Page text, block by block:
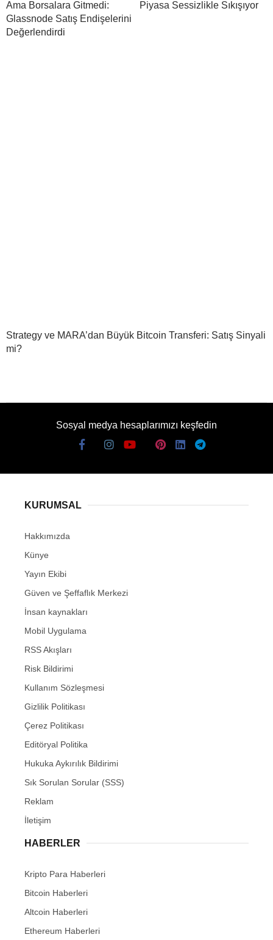
Ama Borsalara Gitmedi:
Glassnode Satış Endişelerini
Değerlendirdi
Piyasa Sessizlikle Sıkışıyor
Strategy ve MARA’dan Büyük Bitcoin Transferi: Satış Sinyali
mi?
Sosyal medya hesaplarımızı keşfedin
KURUMSAL
Hakkımızda
Künye
Yayın Ekibi
Güven ve Şeffaflık Merkezi
İnsan kaynakları
Mobil Uygulama
RSS Akışları
Risk Bildirimi
Kullanım Sözleşmesi
Gizlilik Politikası
Çerez Politikası
Editöryal Politika
Hukuka Aykırılık Bildirimi
Sık Sorulan Sorular (SSS)
Reklam
İletişim
HABERLER
Kripto Para Haberleri
Bitcoin Haberleri
Altcoin Haberleri
Ethereum Haberleri